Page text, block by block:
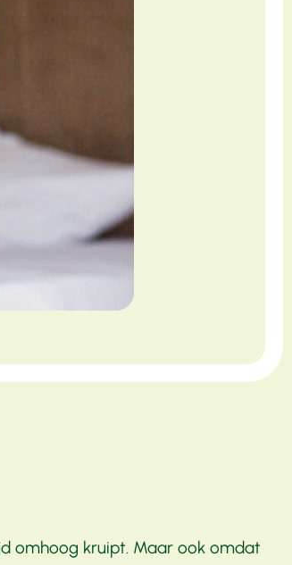
omhoog kruipt. Maar ook omdat